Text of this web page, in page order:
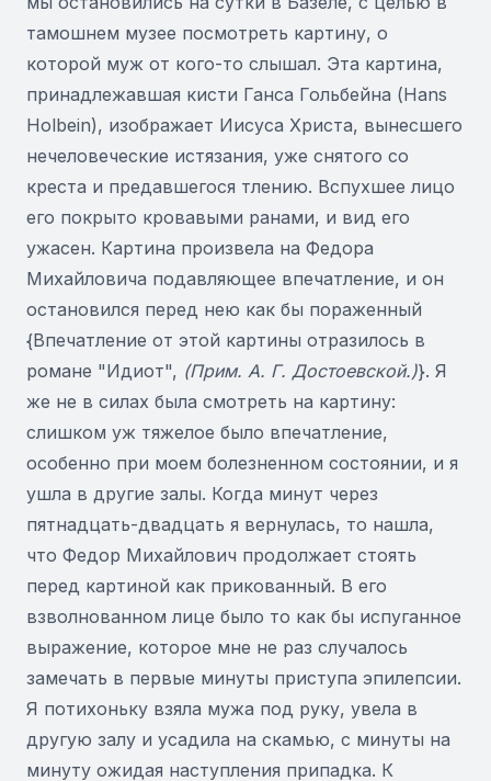
тамошнем музее посмотреть картину, о
которой муж от кого-то слышал. Эта картина,
принадлежавшая кисти Ганса Гольбейна (Hans
Holbein), изображает Иисуса Христа, вынесшего
нечеловеческие истязания, уже снятого со
креста и предавшегося тлению. Вспухшее лицо
его покрыто кровавыми ранами, и вид его
ужасен. Картина произвела на Федора
Михайловича подавляющее впечатление, и он
остановился перед нею как бы пораженный
{Впечатление от этой картины отразилось в
романе "Идиот", (Прим. А. Г. Достоевской.)}. Я
же не в силах была смотреть на картину:
слишком уж тяжелое было впечатление,
особенно при моем болезненном состоянии, и я
ушла в другие залы. Когда минут через
пятнадцать-двадцать я вернулась, то нашла,
что Федор Михайлович продолжает стоять
перед картиной как прикованный. В его
взволнованном лице было то как бы испуганное
выражение, которое мне не раз случалось
замечать в первые минуты приступа эпилепсии.
Я потихоньку взяла мужа под руку, увела в
другую залу и усадила на скамью, с минуты на
минуту ожидая наступления припадка. К